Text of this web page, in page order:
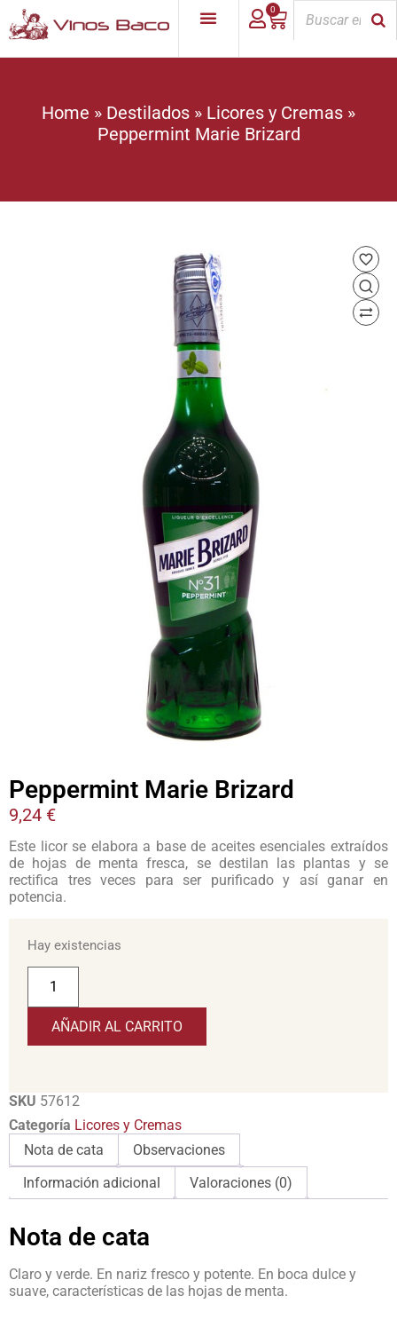
0
Home » Destilados » Licores y Cremas »
Peppermint Marie Brizard
Peppermint Marie Brizard
9,24 €
Este licor se elabora a base de aceites esenciales extraídos
de hojas de menta fresca, se destilan las plantas y se
rectifica tres veces para ser purificado y así ganar en
potencia.
Hay existencias
AÑADIR AL CARRITO
SKU 57612
Categoría Licores y Cremas
Nota de cata
Observaciones
Información adicional
Valoraciones (0)
Nota de cata
Claro y verde. En nariz fresco y potente. En boca dulce y
suave, características de las hojas de menta.